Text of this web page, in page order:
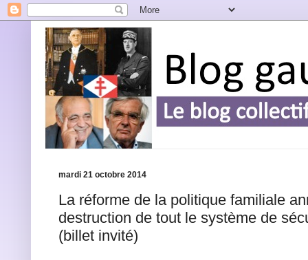
mardi 21 octobre 2014
La réforme de la politique familiale
destruction de tout le système de
(billet invité)